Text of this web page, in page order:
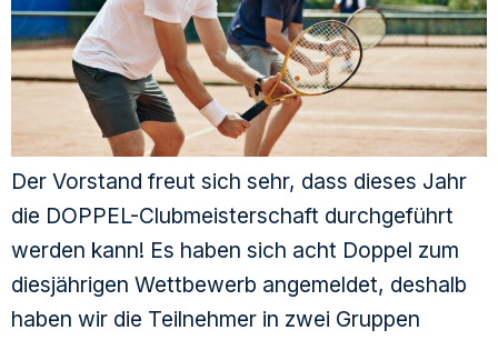
Der Vorstand freut sich sehr, dass dieses Jahr
die DOPPEL-Clubmeisterschaft durchgeführt
werden kann! Es haben sich acht Doppel zum
diesjährigen Wettbewerb angemeldet, deshalb
haben wir die Teilnehmer in zwei Gruppen